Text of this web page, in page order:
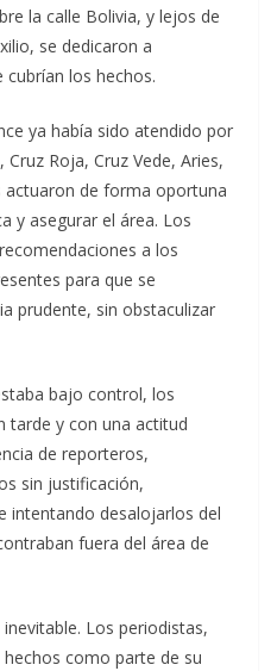
la calle Bolivia, y lejos de
se dedicaron a
los hechos.
ya había sido atendido por
Roja, Cruz Vede, Aries,
actuaron de forma oportuna
y asegurar el área. Los
a los
para que se
prudente, sin obstaculizar
bajo control, los
tarde y con una actitud
de reporteros,
sin justificación,
intentando desalojarlos del
fuera del área de
Los periodistas,
como parte de su